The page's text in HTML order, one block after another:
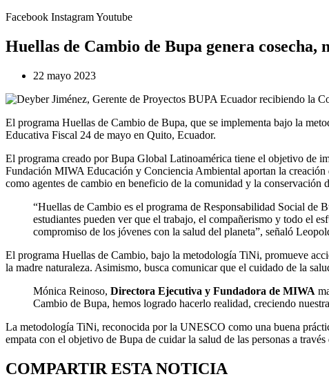
Facebook InstagramYoutube
Huellas de Cambio de Bupa genera
22 mayo 2023
El programa Huellas de Cambio de Bupa, que se implementa bajo la
Educativa Fiscal 24 de mayo en Quito, Ecuador.
El programa creado por Bupa Global Latinoamérica tiene el objetivo de
Fundación MIWA Educación y Conciencia Ambiental aportan la creación
como agentes de cambio en beneficio de la comunidad y la conservación
“Huellas de Cambio es el programa de Responsabilidad Social de
estudiantes pueden ver que el trabajo, el compañerismo y todo el
compromiso de los jóvenes con la salud del planeta”, señaló
El programa Huellas de Cambio, bajo la metodología TiNi, promueve
la madre naturaleza. Asimismo, busca comunicar que el cuidado de la
Mónica Reinoso, Directora Ejecutiva y Fundadora de MIWA
Cambio de Bupa, hemos logrado hacerlo realidad, creciendo
La metodología TiNi, reconocida por la UNESCO como una buena
empata con el objetivo de Bupa de cuidar la salud de las personas a
COMPARTIR ESTA NOTICIA